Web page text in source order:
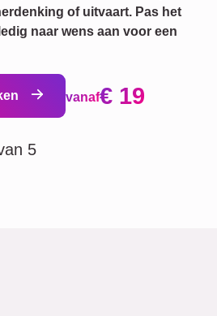
of uitvaart. Pas het
naar wens aan voor een
vanaf€ 19
5